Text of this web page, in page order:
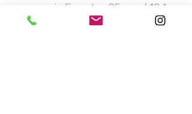
esponja Foerster, 25 cm / 10 ",
dentadas, rectas,